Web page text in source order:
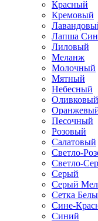
Красный
Кремовый
Лапша
Лиловый
Меланж
Молочный
Мятный
Небесный
Оливковый
Песочный
Розовый
Салатовый
Светло-
Светло-
Серый
Серый
Сетка
Сине-
Синий